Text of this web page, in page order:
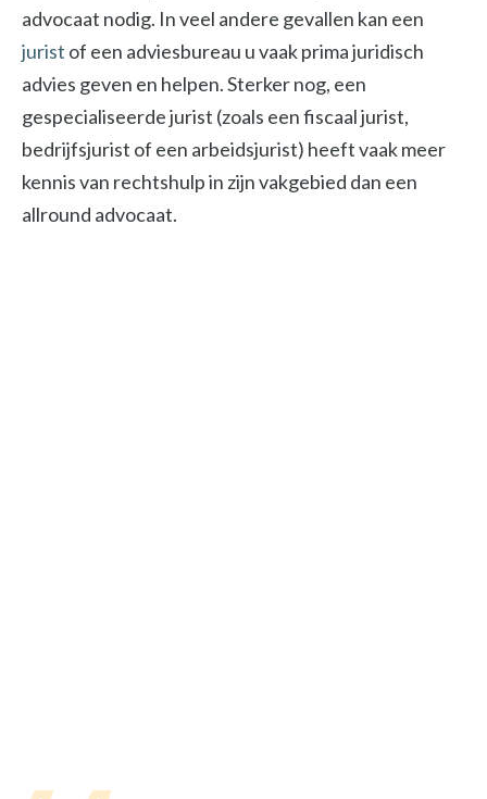
advocaat nodig. In veel andere gevallen kan een
jurist of een adviesbureau u vaak prima juridisch
advies geven en helpen. Sterker nog, een
gespecialiseerde jurist (zoals een fiscaal jurist,
bedrijfsjurist of een arbeidsjurist) heeft vaak meer
kennis van rechtshulp in zijn vakgebied dan een
allround advocaat.